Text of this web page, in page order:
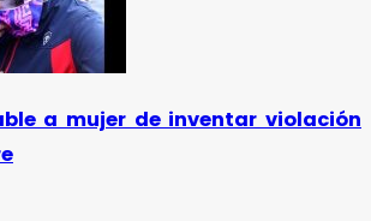
a mujer de inventar violación